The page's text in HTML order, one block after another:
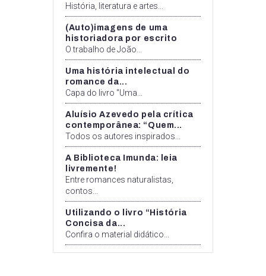
História, literatura e artes...
(Auto)imagens de uma
historiadora por escrito
O trabalho de João...
Uma história intelectual do
romance da...
Capa do livro "Uma...
Aluísio Azevedo pela crítica
contemporânea: “Quem...
Todos os autores inspirados...
A Biblioteca Imunda: leia
livremente!
Entre romances naturalistas,
contos...
Utilizando o livro “História
Concisa da...
Confira o material didático...